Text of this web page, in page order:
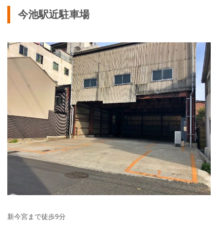
今池駅近駐車場
新今宮まで徒歩9分